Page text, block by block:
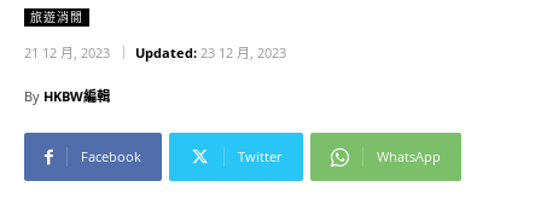
旅遊消閒
21 12 月, 2023 Updated: 23 12 月, 2023
By HKBW編輯
Facebook Twitter WhatsApp